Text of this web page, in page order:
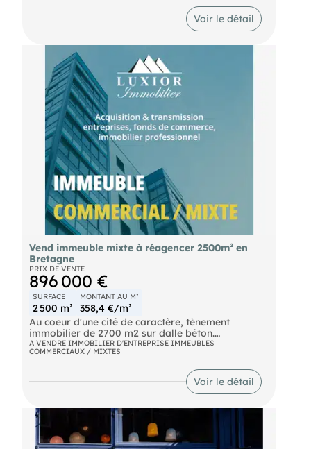
Voir le détail
Vend immeuble mixte à réagencer 2500m² en
Bretagne
PRIX DE VENTE
896 000 €
SURFACE
2 500 m²
MONTANT AU M²
358,4 €/m²
Au coeur d'une cité de caractère, tènement
immobilier de 2700 m2 sur dalle béton.
Actuellement exploité en immeuble commercial,
cette opportunité permet d'envisager une
articulation comprenant : Au rdc : locaux
commerciaux Aux Etages 1, 2 et 3 : appartements
destinés à la vente ou à la location après
TJ/CO 25588
A VENDRE IMMOBILIER D'ENTREPRISE IMMEUBLES
COMMERCIAUX / MIXTES
Voir le détail